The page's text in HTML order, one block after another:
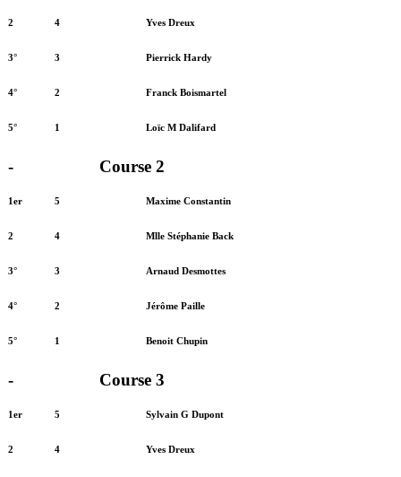
2 4 Yves Dreux
3° 3 Pierrick Hardy
4° 2 Franck Boismartel
5° 1 Loïc M Dalifard
- Course 2
1er 5 Maxime Constantin
2 4 Mlle Stéphanie Back
3° 3 Arnaud Desmottes
4° 2 Jérôme Paille
5° 1 Benoit Chupin
- Course 3
1er 5 Sylvain G Dupont
2 4 Yves Dreux